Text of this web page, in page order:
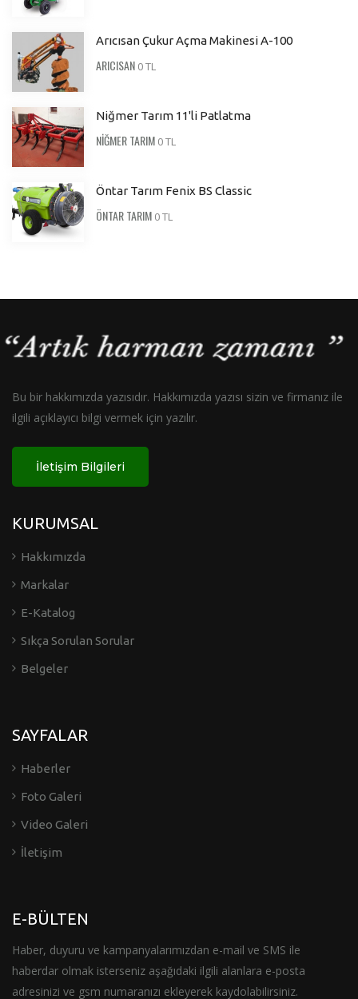
Arıcısan Çukur Açma Makinesi A-100
ARICISAN 0 TL
Niğmer Tarım 11'li Patlatma
NİĞMER TARIM 0 TL
Öntar Tarım Fenix BS Classic
ÖNTAR TARIM 0 TL
Bu bir hakkımızda yazısıdır. Hakkımızda yazısı sizin ve firmanız ile
ilgili açıklayıcı bilgi vermek için yazılır.
İletişim Bilgileri
KURUMSAL
Hakkımızda
Markalar
E-Katalog
Sıkça Sorulan Sorular
Belgeler
SAYFALAR
Haberler
Foto Galeri
Video Galeri
İletişim
E-BÜLTEN
Haber, duyuru ve kampanyalarımızdan e-mail ve SMS ile
haberdar olmak isterseniz aşağıdaki ilgili alanlara e-posta
adresinizi ve gsm numaranızı ekleyerek kaydolabilirsiniz.